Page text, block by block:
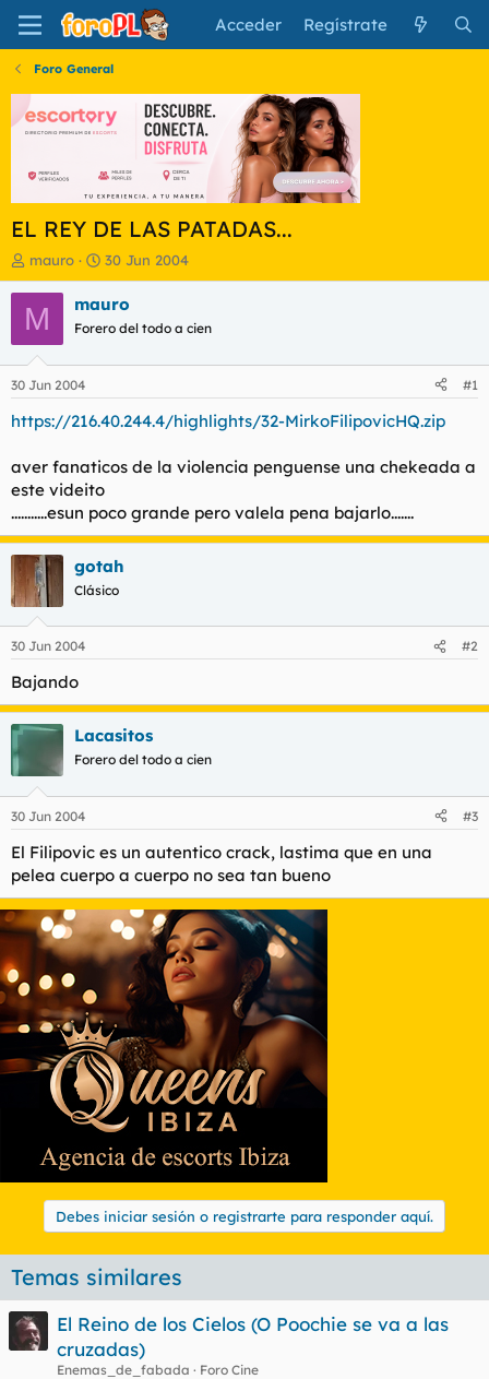
Acceder Regístrate
Foro General
EL REY DE LAS PATADAS...
I
n
i
c
a
d
o
r
d
l
t
e
m
a
mauro
F
e
c
a
i
n
i
o
30 Jun 2004
M mauro
Forero del todo a cien
30 Jun 2004 #1
https://216.40.244.4/highlights/32-MirkoFilipovicHQ.zip
aver fanaticos de la violencia penguense una chekeada a
este videito
...........esun poco grande pero valela pena bajarlo.......
gotah
Clásico
30 Jun 2004 #2
Bajando
Lacasitos
Forero del todo a cien
30 Jun 2004 #3
El Filipovic es un autentico crack, lastima que en una
pelea cuerpo a cuerpo no sea tan bueno
Debes iniciar sesión o registrarte para responder aquí.
Temas similares
El Reino de los Cielos (O Poochie se va a las
cruzadas)
Enemas_de_fabada
Foro Cine